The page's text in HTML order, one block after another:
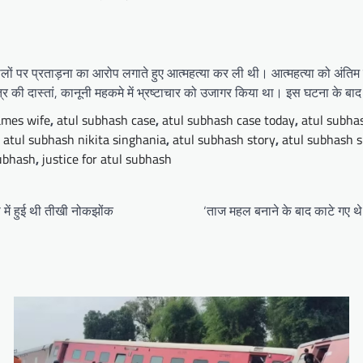
पर प्रताड़ना का आरोप लगाते हुए आत्महत्या कर ली थी। आत्महत्या को
दास्तां, कानूनी महकमे में भ्रष्टाचार को उजागर किया था। इस घटना के
wife,atul subhash case,atul subhash case today,atul
atul subhash nikita singhania,atul subhash story,atul subhash
, justice for atul subhash
हुई थी तीखी नोकझोंक ‘ताज महल बनाने के बाद काटे गए थे